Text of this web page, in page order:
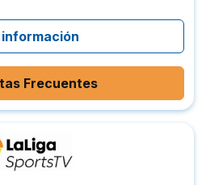
información
Frecuentes